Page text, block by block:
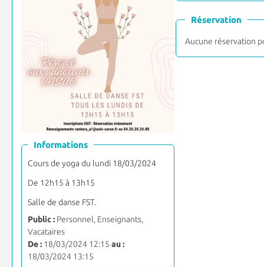
Informations
Cours de yoga du lundi 18/03/2024
De 12h15 à 13h15
Salle de danse FST.
Public :Personnel, Enseignants,
Vacataires
De :18/03/2024 12:15 au :
18/03/2024 13:15
Réservation
Aucune réservation